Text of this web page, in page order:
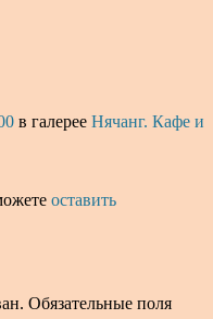
в галерее Нячанг. Кафе и
оставить
Обязательные поля